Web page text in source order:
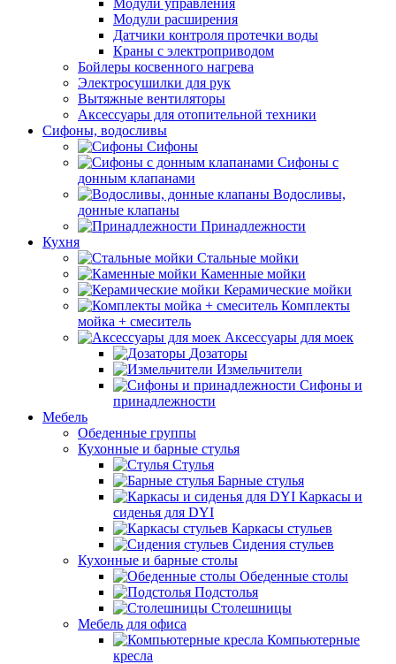
Модули управления
Модули расширения
Датчики контроля протечки воды
Краны с электроприводом
Бойлеры косвенного нагрева
Электросушилки для рук
Вытяжные вентиляторы
Аксессуары для отопительной техники
Сифоны, водосливы
Сифоны
Сифоны с
донным клапанами
Водосливы,
донные клапаны
Принадлежности
Кухня
Стальные мойки
Каменные мойки
Керамические мойки
Комплекты
мойка + смеситель
Аксессуары для моек
Дозаторы
Измельчители
Сифоны и
принадлежности
Мебель
Обеденные группы
Кухонные и барные стулья
Стулья
Барные стулья
Каркасы и
сиденья для DYI
Каркасы стульев
Сидения стульев
Кухонные и барные столы
Обеденные столы
Подстолья
Столешницы
Мебель для офиса
Компьютерные
кресла